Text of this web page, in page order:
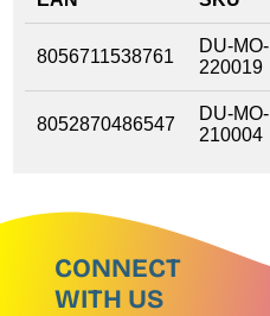
8056711538761
DU-MO-
220019
8052870486547
DU-MO-
210004
CONNECT
WITH US